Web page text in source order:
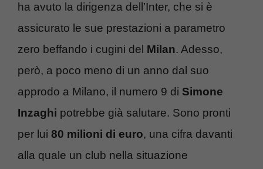
ha avuto la dirigenza dell’Inter, che si è
assicurato le sue prestazioni a parametro
zero beffando i cugini del Milan. Adesso,
però, a poco meno di un anno dal suo
approdo a Milano, il numero 9 di Simone
Inzaghi potrebbe già salutare. Sono pronti
per lui 80 milioni di euro, una cifra davanti
alla quale un club nella situazione